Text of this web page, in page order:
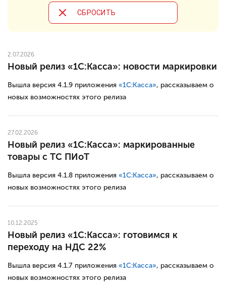
CБРОСИТЬ
2.07.2026
Новый релиз «1С:Касса»: новости маркировки
Вышла версия 4.1.9 приложения «1С:Касса», рассказываем о
новых возможностях этого релиза
27.02.2026
Новый релиз «1С:Касса»: маркированные
товары с ТС ПИоТ
Вышла версия 4.1.8 приложения «1С:Касса», рассказываем о
новых возможностях этого релиза
10.12.2025
Новый релиз «1С:Касса»: готовимся к
переходу на НДС 22%
Вышла версия 4.1.7 приложения «1С:Касса», рассказываем о
новых возможностях этого релиза